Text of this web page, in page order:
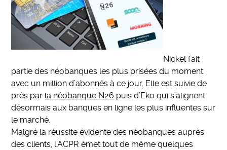
Nickel fait
partie des néobanques les plus prisées du moment
avec un million d’abonnés à ce jour. Elle est suivie de
près par la néobanque N26 puis d’Eko qui s’alignent
désormais aux banques en ligne les plus influentes sur
le marché.
Malgré la réussite évidente des néobanques auprès
des clients, l’ACPR émet tout de même quelques